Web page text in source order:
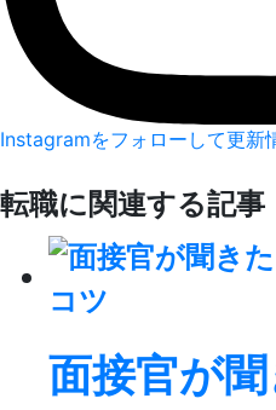
Instagramをフォローして更新
転職に関連する記事
面接官が